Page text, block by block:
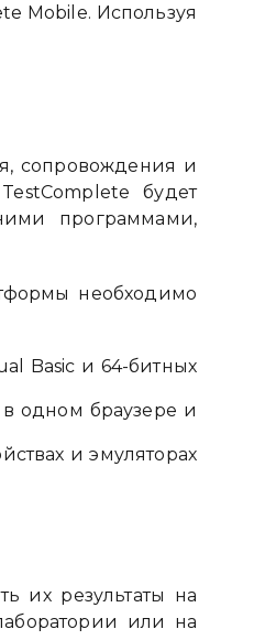
Mobile. Используя
сопровождения и
будет
программами,
необходимо
Basic и 64-битных
одном браузере и
и эмуляторах
их результаты на
или на